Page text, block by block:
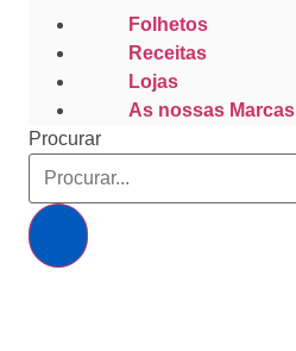
Folhetos
Receitas
Lojas
As nossas Marcas
Procurar